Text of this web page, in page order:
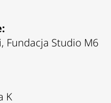
Fundacja Studio M6
K